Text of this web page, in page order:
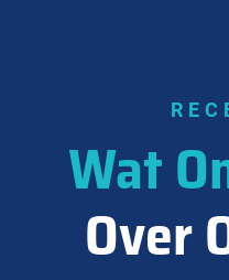
Wat
Over